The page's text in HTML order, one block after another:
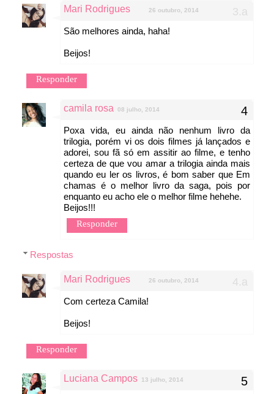
Mari Rodrigues 26 outubro, 2014
São melhores ainda, haha!
Beijos!
Responder
camila rosa 08 julho, 2014
Poxa vida, eu ainda não nenhum livro da
trilogia, porém vi os dois filmes já lançados e
adorei, sou fã só em assitir ao filme, e tenho
certeza de que vou amar a trilogia ainda mais
quando eu ler os livros, é bom saber que Em
chamas é o melhor livro da saga, pois por
enquanto eu acho ele o melhor filme hehehe.
Beijos!!!
Responder
Respostas
Mari Rodrigues 26 outubro, 2014
Com certeza Camila!
Beijos!
Responder
Luciana Campos 13 julho, 2014